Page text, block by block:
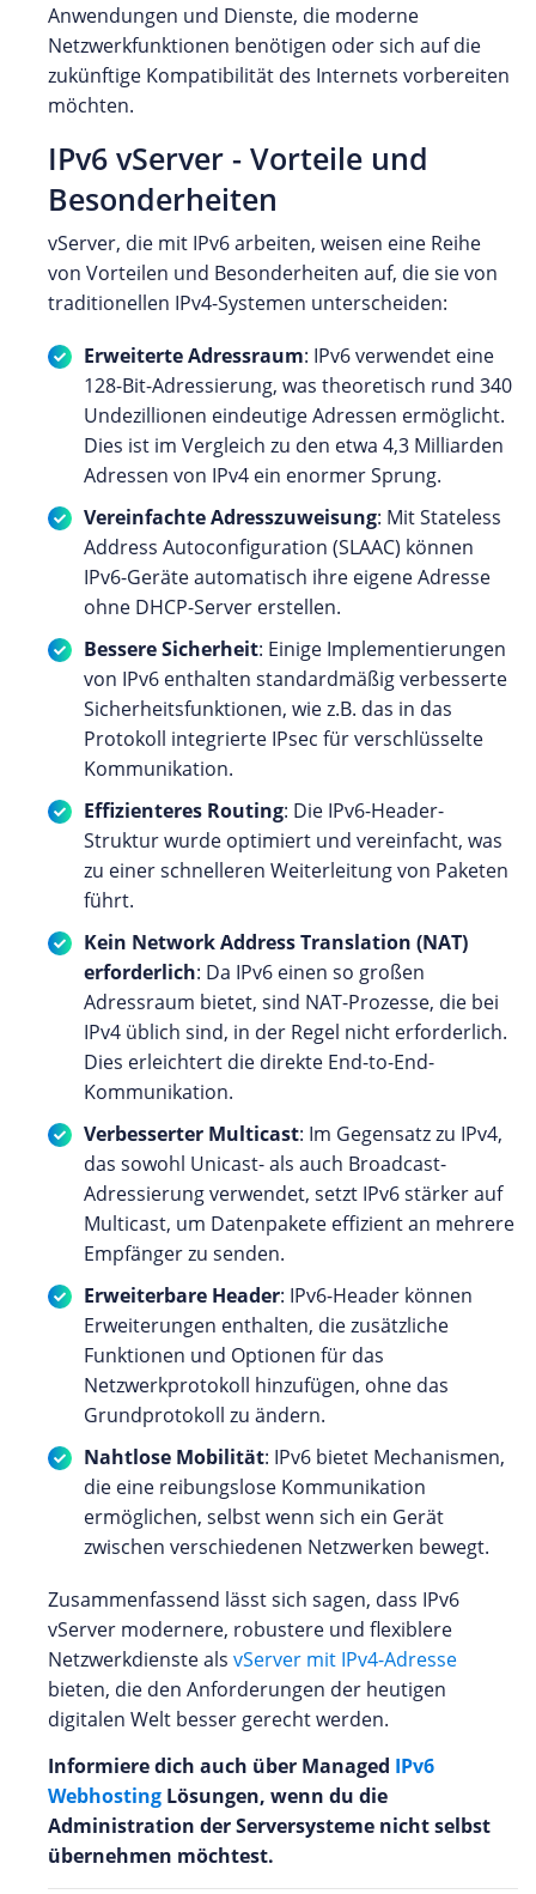
Anwendungen und Dienste, die moderne
Netzwerkfunktionen benötigen oder sich auf die
zukünftige Kompatibilität des Internets vorbereiten
möchten.
IPv6 vServer - Vorteile und
Besonderheiten
vServer, die mit IPv6 arbeiten, weisen eine Reihe
von Vorteilen und Besonderheiten auf, die sie von
traditionellen IPv4-Systemen unterscheiden:
Erweiterte Adressraum: IPv6 verwendet eine
128-Bit-Adressierung, was theoretisch rund 340
Undezillionen eindeutige Adressen ermöglicht.
Dies ist im Vergleich zu den etwa 4,3 Milliarden
Adressen von IPv4 ein enormer Sprung.
Vereinfachte Adresszuweisung: Mit Stateless
Address Autoconfiguration (SLAAC) können
IPv6-Geräte automatisch ihre eigene Adresse
ohne DHCP-Server erstellen.
Bessere Sicherheit: Einige Implementierungen
von IPv6 enthalten standardmäßig verbesserte
Sicherheitsfunktionen, wie z.B. das in das
Protokoll integrierte IPsec für verschlüsselte
Kommunikation.
Effizienteres Routing: Die IPv6-Header-
Struktur wurde optimiert und vereinfacht, was
zu einer schnelleren Weiterleitung von Paketen
führt.
Kein Network Address Translation (NAT)
erforderlich: Da IPv6 einen so großen
Adressraum bietet, sind NAT-Prozesse, die bei
IPv4 üblich sind, in der Regel nicht erforderlich.
Dies erleichtert die direkte End-to-End-
Kommunikation.
Verbesserter Multicast: Im Gegensatz zu IPv4,
das sowohl Unicast- als auch Broadcast-
Adressierung verwendet, setzt IPv6 stärker auf
Multicast, um Datenpakete effizient an mehrere
Empfänger zu senden.
Erweiterbare Header: IPv6-Header können
Erweiterungen enthalten, die zusätzliche
Funktionen und Optionen für das
Netzwerkprotokoll hinzufügen, ohne das
Grundprotokoll zu ändern.
Nahtlose Mobilität: IPv6 bietet Mechanismen,
die eine reibungslose Kommunikation
ermöglichen, selbst wenn sich ein Gerät
zwischen verschiedenen Netzwerken bewegt.
Zusammenfassend lässt sich sagen, dass IPv6
vServer modernere, robustere und flexiblere
Netzwerkdienste als vServer mit IPv4-Adresse
bieten, die den Anforderungen der heutigen
digitalen Welt besser gerecht werden.
Informiere dich auch über Managed IPv6
Webhosting Lösungen, wenn du die
Administration der Serversysteme nicht selbst
übernehmen möchtest.